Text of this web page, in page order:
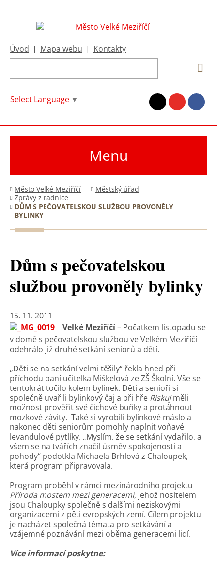
Úvod | Mapa webu | Kontakty
Select Language ▼
Menu
Město Velké Meziříčí
Městský úřad
Zprávy z radnice
DŮM S PEČOVATELSKOU SLUŽBOU PROVONĚLY
BYLINKY
Dům s pečovatelskou
službou provoněly bylinky
15. 11. 2011
Velké Meziříčí– Počátkem listopadu se
v domě s pečovatelskou službou ve Velkém Meziříčí
odehrálo již druhé setkání seniorů a dětí.
„Děti se na setkání velmi těšily“ řekla hned při
příchodu paní učitelka Miškelová ze ZŠ Školní. Vše se
tentokrát točilo kolem bylinek. Děti a senioři si
společně uvařili bylinkový čaj a při hře Riskujměli
možnost prověřit své čichové buňky a protáhnout
mozkové závity. Také si vyrobili bylinkové máslo a
nakonec děti seniorům pomohly naplnit voňavé
levandulové pytlíky. „Myslím, že se setkání vydařilo, a
všem se na tvářích značil úsměv spokojenosti a
pohody“ podotkla Michaela Brhlová z Chaloupek,
která program připravovala.
Program proběhl v rámci mezinárodního projektu
Příroda mostem mezi generacemi, jehož nositelem
jsou Chaloupky společně s dalšími neziskovými
organizacemi z pěti evropských zemí. Cílem projektu
je nacházet společná témata pro setkávání a
vzájemné poznávání mezi oběma generacemi lidí.
Více informací poskytne: